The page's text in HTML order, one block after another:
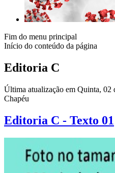
Fim do menu principal
Início do conteúdo da página
Editoria C
Última atualização em Quinta, 02
Chapéu
Editoria C - Texto 01